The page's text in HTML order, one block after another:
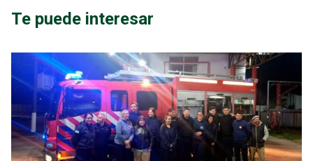
Te puede interesar